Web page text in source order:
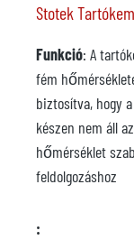
Stotek
Funkció: A
fém
biztosítva, hogy
készen nem áll
hőmérséklet
feldolgozáshoz
: